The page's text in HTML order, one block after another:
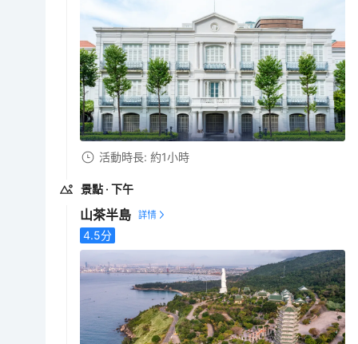
活動時長: 約1小時
景點 · 下午
山茶半島
4.5分